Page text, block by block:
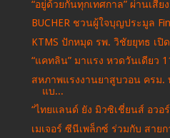
“อยู่ด้วยกันทุกเทศกาล” ผ่านเสี
BUCHER ชวนผู้ใจบุญประมูล
KTMS ปักหมุด รพ. วิชัยยุทธ เปิ
“แคทลิน” มาแรง หวดวันเดียว
สหภาพแรงงานยาสูบวอน ครม.
แบ...
“ไทยแลนด์ ยัง มิวซิเชี่ยนส์ อวอ
เมเจอร์ ซีนีเพล็กซ์ ร่วมกับ สาย